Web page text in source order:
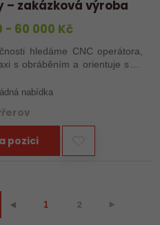
– zakázková výroba
- 60 000 Kč
hledáme CNC operátora,
s obráběním a orientuje se v
mít za sebou roky
nabídka
pozici
⯇ 1 2 ⯈